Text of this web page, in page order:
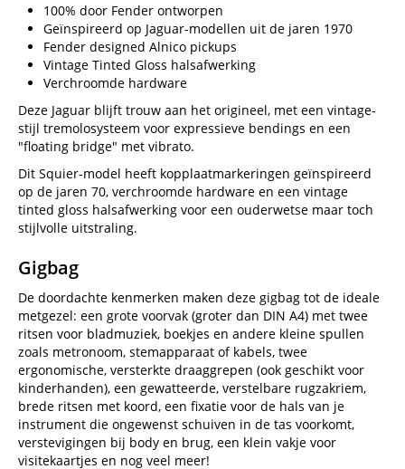
100% door Fender ontworpen
Geïnspireerd op Jaguar-modellen uit de jaren 1970
Fender designed Alnico pickups
Vintage Tinted Gloss halsafwerking
Verchroomde hardware
Deze Jaguar blijft trouw aan het origineel, met een vintage-
stijl tremolosysteem voor expressieve bendings en een
"floating bridge" met vibrato.
Dit Squier-model heeft kopplaatmarkeringen geïnspireerd
op de jaren 70, verchroomde hardware en een vintage
tinted gloss halsafwerking voor een ouderwetse maar toch
stijlvolle uitstraling.
Gigbag
De doordachte kenmerken maken deze gigbag tot de ideale
metgezel: een grote voorvak (groter dan DIN A4) met twee
ritsen voor bladmuziek, boekjes en andere kleine spullen
zoals metronoom, stemapparaat of kabels, twee
ergonomische, versterkte draaggrepen (ook geschikt voor
kinderhanden), een gewatteerde, verstelbare rugzakriem,
brede ritsen met koord, een fixatie voor de hals van je
instrument die ongewenst schuiven in de tas voorkomt,
verstevigingen bij body en brug, een klein vakje voor
visitekaartjes en nog veel meer!